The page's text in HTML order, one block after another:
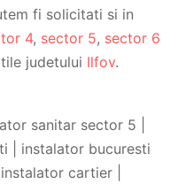
fi solicitati si in
4, sector 5, sector 6
judetului Ilfov.
sanitar sector 5 |
| instalator bucuresti
cartier |